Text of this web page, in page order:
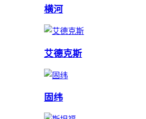
横河
艾德克斯
固纬